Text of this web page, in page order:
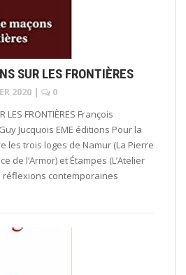
SUR LES FRONTIÈRES
2020 |
0
LES FRONTIÈRES François
Jucquois EME éditions Pour la
les trois loges de Namur (La Pierre
de l’Armor) et Étampes (L’Atelier
contemporaines